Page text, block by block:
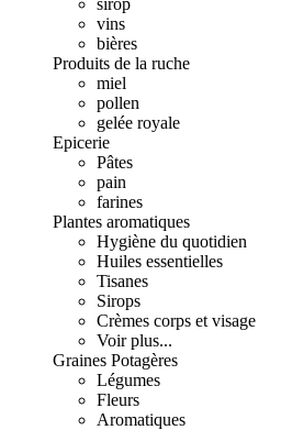
sirop
vins
bières
Produits de la ruche
miel
pollen
gelée royale
Epicerie
Pâtes
pain
farines
Plantes aromatiques
Hygiène du quotidien
Huiles essentielles
Tisanes
Sirops
Crèmes corps et visage
Voir plus...
Graines Potagères
Légumes
Fleurs
Aromatiques